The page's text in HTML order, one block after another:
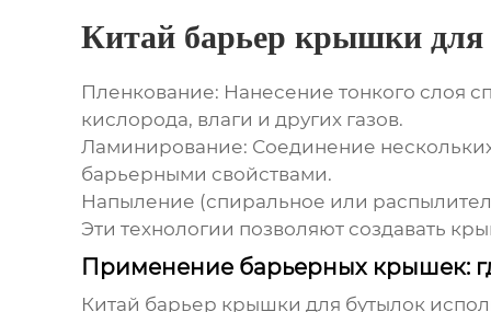
Китай барьер крышки для
Пленкование: Нанесение тонкого слоя
кислорода, влаги и других газов.
Ламинирование: Соединение
барьерными свойствами.
Напыление (спиральное или
Эти технологии позволяют создавать
Применение барьерных крышек:
Китай барьер крышки для бутылок